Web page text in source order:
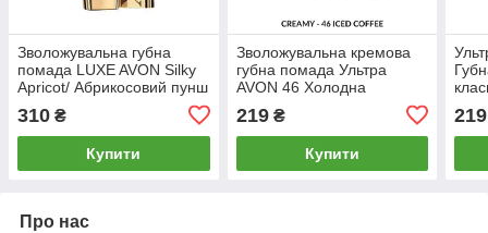
Зволожувальна губна
помада LUXE AVON Silky
Apricot/ Абрикосовий пунш
310 ₴
Купити
Зволожувальна кремова
губна помада Ультра
AVON 46 Холодна
219₴
Купити
219
Про нас